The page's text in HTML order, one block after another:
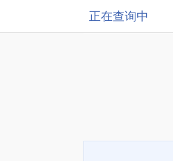
正在查询中